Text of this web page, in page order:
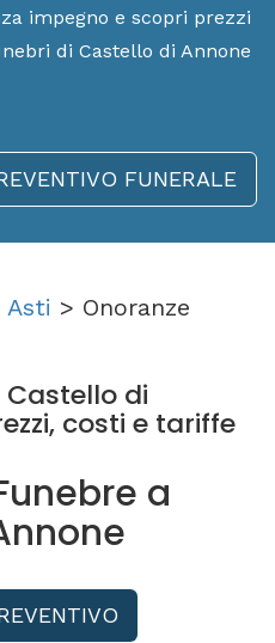
impegno e scopri prezzi
di Castello di Annone
FUNERALE
Asti > Onoranze
di
costi e tariffe
a